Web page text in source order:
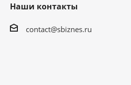
Наши контакты
contact@sbiznes.ru